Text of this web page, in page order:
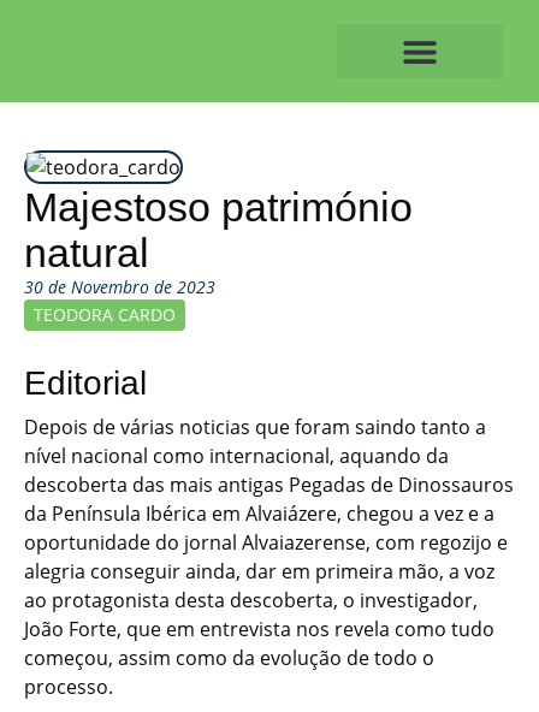
Majestoso património
natural
30 de Novembro de 2023
TEODORA CARDO
Editorial
Depois de várias noticias que foram saindo tanto a
nível nacional como internacional, aquando da
descoberta das mais antigas Pegadas de Dinossauros
da Península Ibérica em Alvaiázere, chegou a vez e a
oportunidade do jornal Alvaiazerense, com regozijo e
alegria conseguir ainda, dar em primeira mão, a voz
ao protagonista desta descoberta, o investigador,
João Forte, que em entrevista nos revela como tudo
começou, assim como da evolução de todo o
processo.